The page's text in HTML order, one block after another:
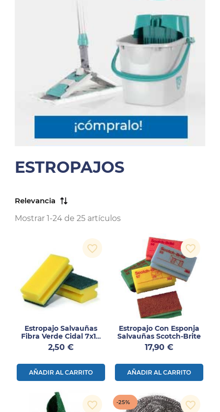
ESTROPAJOS
Relevancia
Mostrar 1-24 de 25 artículos
Estropajo Salvauñas
Fibra Verde Cidal 7x14
Cm 1UD
Precio
2,50 €
AÑADIR AL CARRITO
favorite_border
Estropajo Con Esponja
Salvauñas Scotch-Brite
Precio
17,90 €
AÑADIR AL CARRITO
favorite_border
favorite_border -25% favorite_border